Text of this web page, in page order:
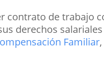
contrato de trabajo
derechos
Familiar